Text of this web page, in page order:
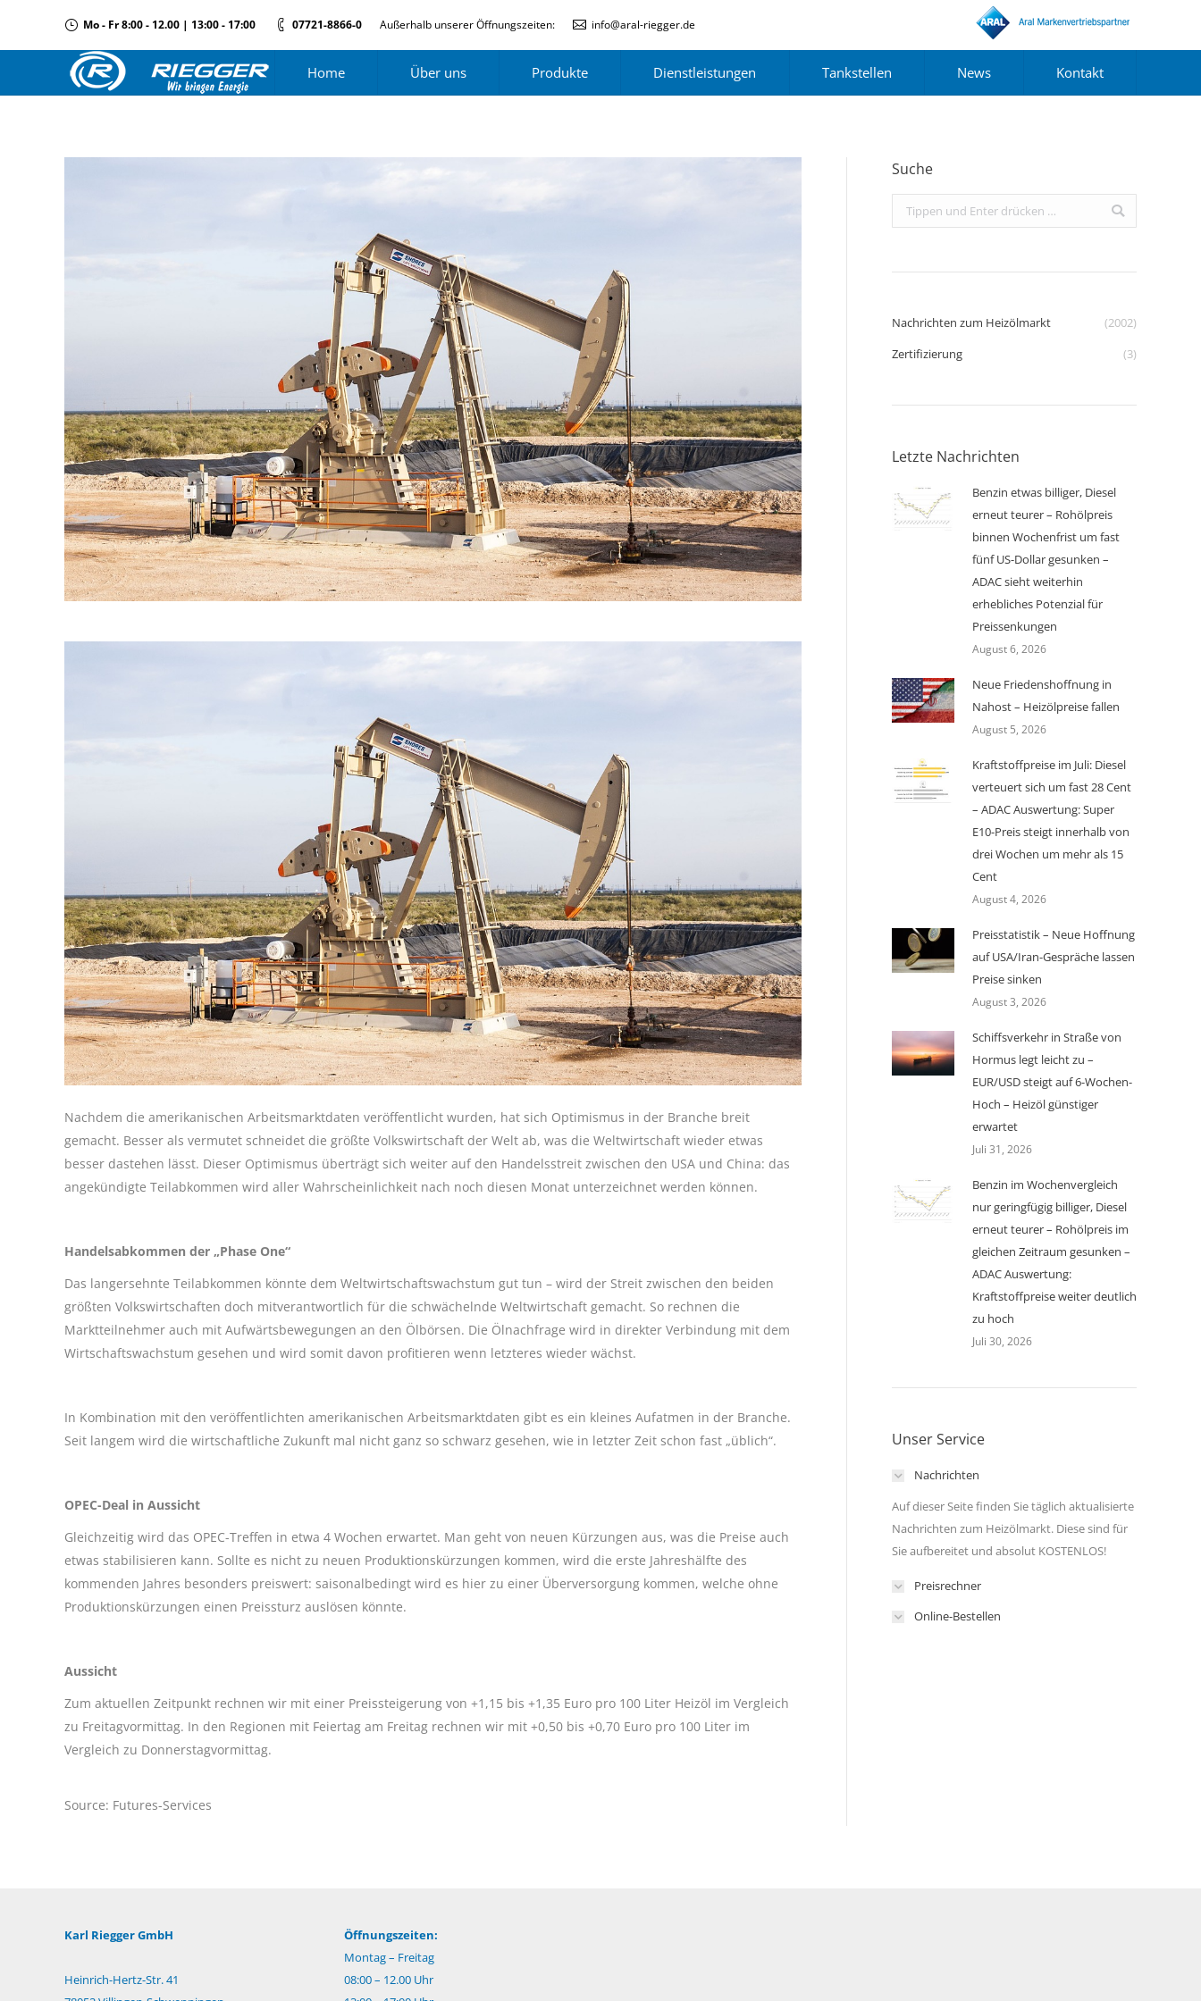
Mo - Fr 8:00 - 12.00 | 13:00 - 17:00 07721-8866-0 Außerhalb unserer Öffnungszeiten: info@aral-riegger.de
Home Über uns Produkte Dienstleistungen Tankstellen News Kontakt
Nachdem die amerikanischen Arbeitsmarktdaten veröffentlicht wurden, hat sich Optimismus in der Branche breit
gemacht. Besser als vermutet schneidet die größte Volkswirtschaft der Welt ab, was die Weltwirtschaft wieder etwas
besser dastehen lässt. Dieser Optimismus überträgt sich weiter auf den Handelsstreit zwischen den USA und China: das
angekündigte Teilabkommen wird aller Wahrscheinlichkeit nach noch diesen Monat unterzeichnet werden können.
Handelsabkommen der „Phase One“
Das langersehnte Teilabkommen könnte dem Weltwirtschaftswachstum gut tun – wird der Streit zwischen den beiden
größten Volkswirtschaften doch mitverantwortlich für die schwächelnde Weltwirtschaft gemacht. So rechnen die
Marktteilnehmer auch mit Aufwärtsbewegungen an den Ölbörsen. Die Ölnachfrage wird in direkter Verbindung mit dem
Wirtschaftswachstum gesehen und wird somit davon profitieren wenn letzteres wieder wächst.
In Kombination mit den veröffentlichten amerikanischen Arbeitsmarktdaten gibt es ein kleines Aufatmen in der Branche.
Seit langem wird die wirtschaftliche Zukunft mal nicht ganz so schwarz gesehen, wie in letzter Zeit schon fast „üblich“.
OPEC-Deal in Aussicht
Gleichzeitig wird das OPEC-Treffen in etwa 4 Wochen erwartet. Man geht von neuen Kürzungen aus, was die Preise auch
etwas stabilisieren kann. Sollte es nicht zu neuen Produktionskürzungen kommen, wird die erste Jahreshälfte des
kommenden Jahres besonders preiswert: saisonalbedingt wird es hier zu einer Überversorgung kommen, welche ohne
Produktionskürzungen einen Preissturz auslösen könnte.
Aussicht
Zum aktuellen Zeitpunkt rechnen wir mit einer Preissteigerung von +1,15 bis +1,35 Euro pro 100 Liter Heizöl im Vergleich
zu Freitagvormittag. In den Regionen mit Feiertag am Freitag rechnen wir mit +0,50 bis +0,70 Euro pro 100 Liter im
Vergleich zu Donnerstagvormittag.
Source: Futures-Services
Suche
Search:
Nachrichten zum Heizölmarkt
(2002)
Zertifizierung
(3)
Letzte Nachrichten
Benzin etwas billiger, Diesel
erneut teurer – Rohölpreis
binnen Wochenfrist um fast
fünf US-Dollar gesunken –
ADAC sieht weiterhin
erhebliches Potenzial für
Preissenkungen
August 6, 2026
Neue Friedenshoffnung in
Nahost – Heizölpreise fallen
August 5, 2026
Kraftstoffpreise im Juli: Diesel
verteuert sich um fast 28 Cent
– ADAC Auswertung: Super
E10-Preis steigt innerhalb von
drei Wochen um mehr als 15
Cent
August 4, 2026
Preisstatistik – Neue Hoffnung
auf USA/Iran-Gespräche lassen
Preise sinken
August 3, 2026
Schiffsverkehr in Straße von
Hormus legt leicht zu –
EUR/USD steigt auf 6-Wochen-
Hoch – Heizöl günstiger
erwartet
Juli 31, 2026
Benzin im Wochenvergleich
nur geringfügig billiger, Diesel
erneut teurer – Rohölpreis im
gleichen Zeitraum gesunken –
ADAC Auswertung:
Kraftstoffpreise weiter deutlich
zu hoch
Juli 30, 2026
Unser Service
Nachrichten
Auf dieser Seite finden Sie täglich aktualisierte
Nachrichten zum Heizölmarkt. Diese sind für
Sie aufbereitet und absolut KOSTENLOS!
Preisrechner
Online-Bestellen
Karl Riegger GmbH
Heinrich-Hertz-Str. 41
Öffnungszeiten:
Montag – Freitag
08:00 – 12.00 Uhr